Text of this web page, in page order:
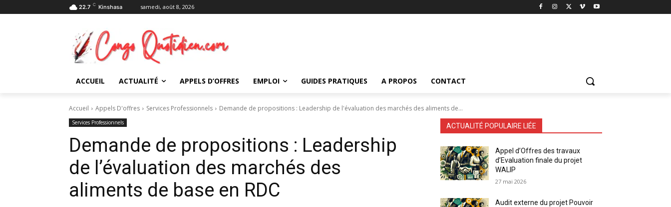
22.7 C Kinshasa samedi, août 8, 2026
ACCUEIL ACTUALITÉ APPELS D’OFFRES EMPLOI GUIDES PRATIQUES A PROPOS CONTACT
Accueil Appels D'offres Services Professionnels Demande de propositions : Leadership de l'évaluation des marchés des aliments de...
Services Professionnels
Demande de propositions : Leadership
de l’évaluation des marchés des
aliments de base en RDC
ACTUALITÉ POPULAIRE LIÉE
Appel d’Offres des travaux
d’Evaluation finale du projet
WALIP
27 mai 2026
Audit externe du projet Pouvoir